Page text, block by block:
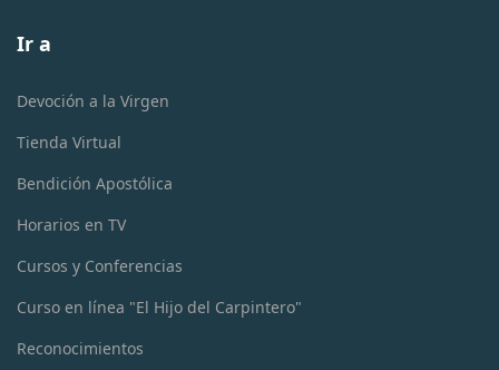
Ir a
Devoción a la Virgen
Tienda Virtual
Bendición Apostólica
Horarios en TV
Cursos y Conferencias
Curso en línea "El Hijo del Carpintero"
Reconocimientos